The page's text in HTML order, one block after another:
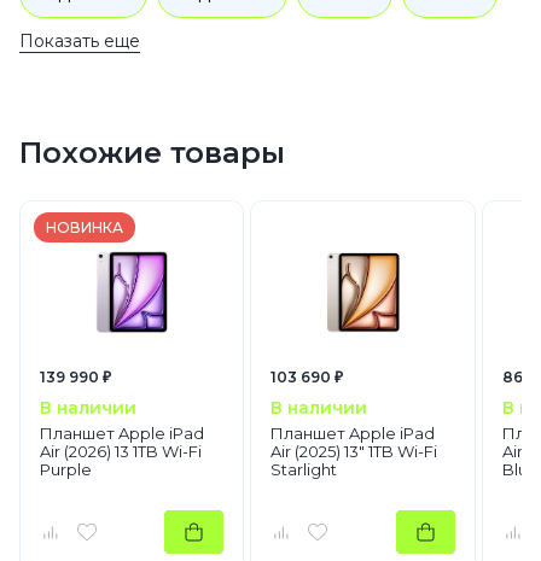
iPad Air
Показать еще
Похожие товары
НОВИНКА
139 990 ₽
В наличии
Планшет Apple iPad
Air (2026) 13 1TB Wi-Fi
Purple
103 690 ₽
В наличии
Планшет Apple iPad
Air (2025) 13" 1TB Wi-Fi
Starlight
86
В
Air
Blue